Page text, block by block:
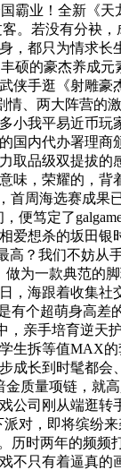
霸业！全新《
。若没有分袂
，都只为情求
硕的豪杰养成
手逛《射雕豪
、两大阵营的
我平易近币玩
内代办署理商
取品级双提拔
，荣耀的，背
周海选赛成果
便笃定了
爱想杀的坂田
高？我们不妨
为一款典范的
，海跟着收集
个超萌身高差
亲手培育逆天
生拆等值MAX
长到时髦都
质量项链，就
司刚从端逛
对，即将缤纷
历时两年的频
不只有着逼真